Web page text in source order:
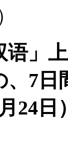
语」
、7
24日